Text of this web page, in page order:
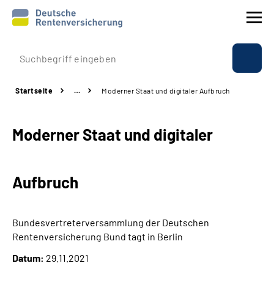
Prävention
Rente
Über uns & Presse
Startseite … Moderner Staat und digitaler Aufbruch
Moderner Staat und digitaler
Aufbruch
Bundesvertreterversammlung der Deutschen
Rentenversicherung Bund tagt in Berlin
Datum: 29.11.2021